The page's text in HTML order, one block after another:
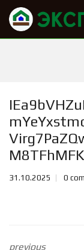
31.10.2025 0
previous